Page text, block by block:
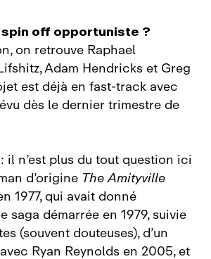
off opportuniste ?
on retrouve Raphael
Adam Hendricks et Greg
est déjà en fast‑track avec
dès le dernier trimestre de
il n’est plus du tout question ici
d’origine The Amityville
1977, qui avait donné
saga démarrée en 1979, suivie
(souvent douteuses), d’un
Ryan Reynolds en 2005, et